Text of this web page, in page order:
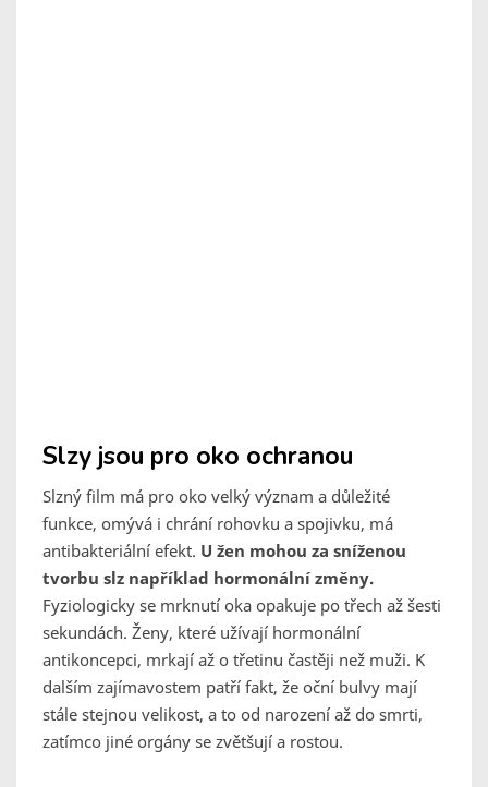
Slzy jsou pro oko ochranou
Slzný film má pro oko velký význam a důležité
funkce, omývá i chrání rohovku a spojivku, má
antibakteriální efekt. U žen mohou za sníženou
tvorbu slz například hormonální změny.
Fyziologicky se mrknutí oka opakuje po třech až šesti
sekundách. Ženy, které užívají hormonální
antikoncepci, mrkají až o třetinu častěji než muži. K
dalším zajímavostem patří fakt, že oční bulvy mají
stále stejnou velikost, a to od narození až do smrti,
zatímco jiné orgány se zvětšují a rostou.